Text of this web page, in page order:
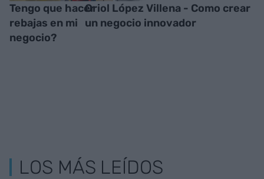
Tengo que hacer
rebajas en mi
negocio?
Oriol López Villena - Como crear
un negocio innovador
LOS MÁS LEÍDOS